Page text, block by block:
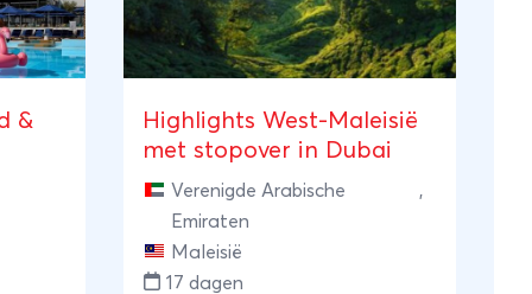
&
Highlights West-Maleisië
met stopover in Dubai
Verenigde Arabische
Emiraten
,
Maleisië
17 dagen